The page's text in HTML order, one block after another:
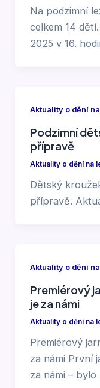
Na podzimní
celkem 14
2025 v 16.
Aktuality o dění
Podzimní
přípravě
Aktuality o dění na
Dětský
přípravě.
Aktuality o dění
Premiérový
je za námi
Aktuality o dění na
Premiérový
za námi První
za námi – bylo